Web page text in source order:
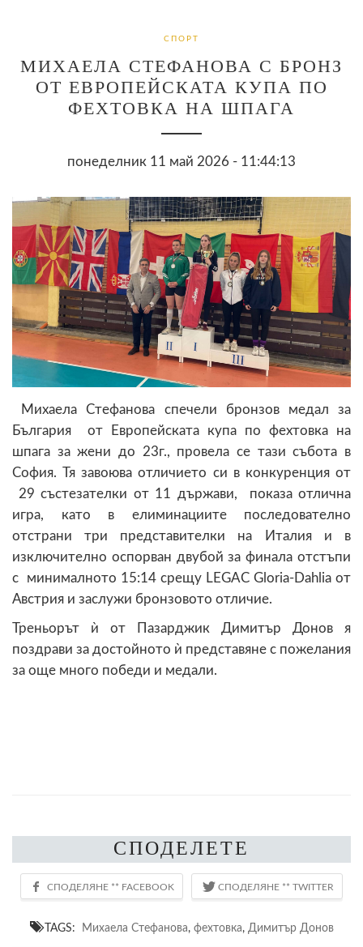
СПОРТ
МИХАЕЛА СТЕФАНОВА С БРОНЗ
ОТ ЕВРОПЕЙСКАТА КУПА ПО
ФЕХТОВКА НА ШПАГА
понеделник 11 май 2026 - 11:44:13
Михаела Стефанова спечели бронзов медал за
България от Европейската купа по фехтовка на
шпага за жени до 23г., провела се тази събота в
София. Тя завоюва отличието си в конкуренция от
29 състезателки от 11 държави, показа отлична
игра, като в елиминациите последователно
отстрани три представителки на Италия и в
изключително оспорван двубой за финала отстъпи
с минималното 15:14 срещу LEGAC Gloria-Dahlia от
Австрия и заслужи бронзовото отличие.
Треньорът ѝ от Пазарджик Димитър Донов я
поздрави за достойното ѝ представяне с пожелания
за още много победи и медали.
СПОДЕЛЕТЕ
TAGS: Михаела Стефанова, фехтовка, Димитър Донов